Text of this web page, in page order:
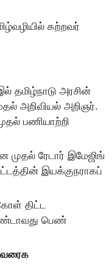
கற்றவர்
தமிழ்நாடு அரசின்
அறிவியல் அறிஞர்.
பணியாற்றி
முதல் ரேடார் இமேஜிங்
இயக்குநராகப்
திட்ட
பெண்
வரைக